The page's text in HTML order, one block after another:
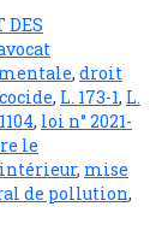
DES
, droit
, L. 173-1, L.
, loi n° 2021-
le
, mise
de pollution,